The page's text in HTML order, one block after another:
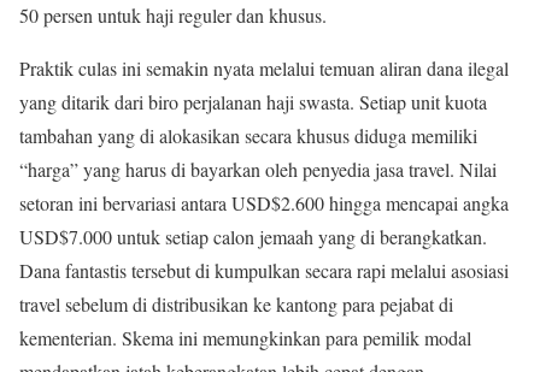
50 persen untuk haji reguler dan khusus.
Praktik culas ini semakin nyata melalui temuan aliran dana ilegal
yang ditarik dari biro perjalanan haji swasta. Setiap unit kuota
tambahan yang di alokasikan secara khusus diduga memiliki
“harga” yang harus di bayarkan oleh penyedia jasa travel. Nilai
setoran ini bervariasi antara USD$2.600 hingga mencapai angka
USD$7.000 untuk setiap calon jemaah yang di berangkatkan.
Dana fantastis tersebut di kumpulkan secara rapi melalui asosiasi
travel sebelum di distribusikan ke kantong para pejabat di
kementerian. Skema ini memungkinkan para pemilik modal